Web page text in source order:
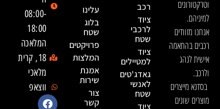
וטרקטורונים
למיניהם.
אנחנו מזוודים
רכבים בהתאמה
אישית לנהג
ולרכב.
בסדנא מייצרים
מוצרים שונים
רכב
ציוד
לרכבי
שטח
ציוד
למטיילים
גאדג'טים
לאנשי
שטח
ציוד
עלינו
בלוג
שטח
פרויקטים
המלצות
אמנת
שירות
צור
קשר
08:00-
18:00
המלאכה
18, קרית
מלאכי
ווצאפ